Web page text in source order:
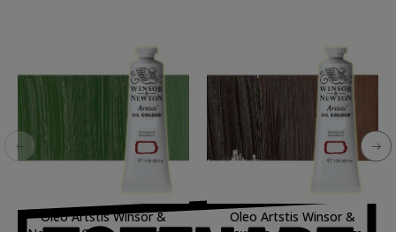
Oleo Artstis Winsor &
Oleo Artstis Winsor &